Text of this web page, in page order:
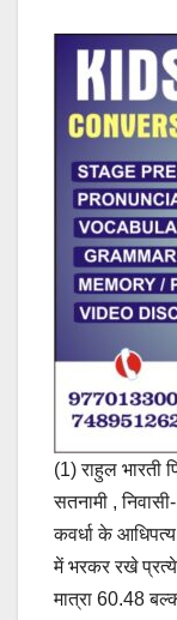
(1) राहुल भारती
सतनामी ,
कवर्धा के
में भरकर रखे
मात्रा 60.48